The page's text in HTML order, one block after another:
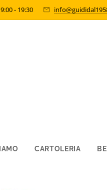
- 19:30
CARTOLERIA